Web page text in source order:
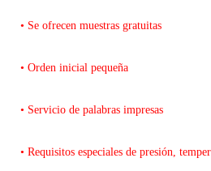
• Se ofrecen muestras gratuitas
• Orden inicial pequeña
• Servicio de palabras impresas
• Requisitos especiales de presión,